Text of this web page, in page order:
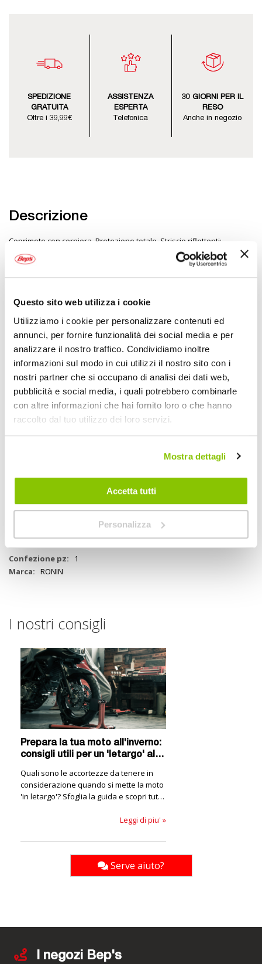
Questo sito web utilizza i cookie
Utilizziamo i cookie per personalizzare contenuti ed
annunci, per fornire funzionalità dei social media e per
analizzare il nostro traffico. Condividiamo inoltre
informazioni sul modo in cui utilizzi il nostro sito con i
nostri partner che si occupano di analisi dei dati web,
pubblicità e social media, i quali potrebbero combinarle
con altre informazioni che hai fornito loro o che hanno
raccolto dal tuo utilizzo dei loro servizi.
Mostra dettagli
Accetta tutti
Personalizza
SPEDIZIONE
GRATUITA
Oltre i 39,99€
ASSISTENZA
ESPERTA
Telefonica
30 GIORNI PER IL
RESO
Anche in negozio
Descrizione
Coprimoto con cerniera. Protezione totale. Striscie riflettenti:
aumentano la visibilità di notte. Profilo inferiore fluorescente ad alta
visbilità. Custodia inclusa. Tappetino antiabrasione: dotato di
esposto per un lungo periodo di tempo sotto la pioggia, nel bagnato
pioggia, neve, polvere, ecc
LISTA APPLICAZIONI COPRIMOTO RONIN
IT AVVERTENZE
UK WARNING
RONIN MOTO INFO TABELLA
Informazioni
No
Nero/fluo
1
RONIN
I nostri consigli
Prepara la tua moto all'inverno:
consigli utili per un 'letargo' al
Quali sono le accortezze da tenere in
considerazione quando si mette la moto
'in letargo'? Sfoglia la guida e scopri tutte
Leggi di piu' »
Serve aiuto?
I negozi Bep's